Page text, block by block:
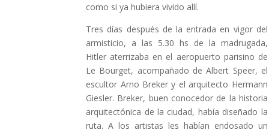
como si ya hubiera vivido allí.
Tres días después de la entrada en vigor del
armisticio, a las 5.30 hs de la madrugada,
Hitler aterrizaba en el aeropuerto parisino de
Le Bourget, acompañado de Albert Speer, el
escultor Arno Breker y el arquitecto Hermann
Giesler. Breker, buen conocedor de la historia
arquitectónica de la ciudad, había diseñado la
ruta. A los artistas les habían endosado un